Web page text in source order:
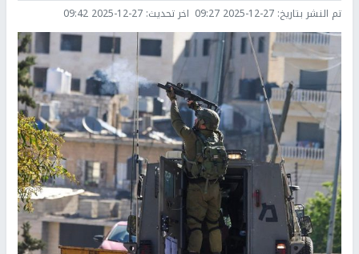
تم النشر بتاريخ: 2025-12-27 09:27 اخر تحديث: 2025-12-27 09:42